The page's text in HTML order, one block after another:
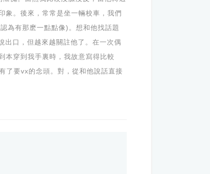
象。後來，常常是坐一輛校車，我們
為有那麽一點點像)。想和他找話題
出口，但越來越關註他了。在一次偶
本穿到我手裏時，我故意寫得比較
了要vx的念頭。對，從和他說話直接